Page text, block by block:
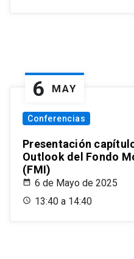
6 MAY
Conferencias
Presentación
Outlook del Fondo
(FMI)
6 de Mayo de 2025
13:40 a 14:40